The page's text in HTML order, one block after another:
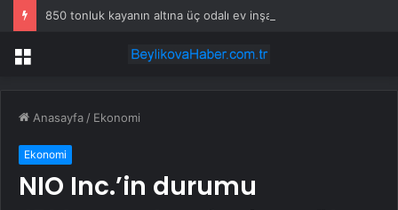
850 tonluk kayanın altına üç odalı ev inşa etti
Menü
Anasayfa / Ekonomi
Ekonomi
NIO Inc.’in durumu